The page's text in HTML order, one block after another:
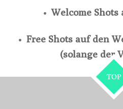
Welcome
Free Shots auf den
(solange der
TOP